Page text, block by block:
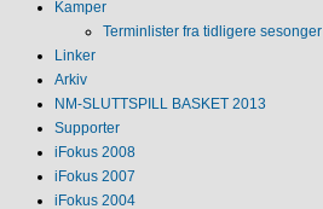
Kamper
Terminlister fra tidligere sesonger
Linker
Arkiv
NM‐SLUTTSPILL BASKET 2013
Supporter
iFokus 2008
iFokus 2007
iFokus 2004